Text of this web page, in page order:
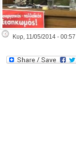
Κυρ, 11/05/2014 - 00:57